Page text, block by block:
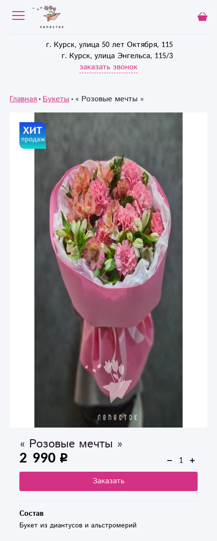
г. Курск, улица 50 лет Октября, 115
г. Курск, улица Энгельса, 115/3
заказать звонок
Главная Букеты « Розовые мечты »
« Розовые мечты »
2 990
Заказать
Состав
Букет из диантусов и альстромерий